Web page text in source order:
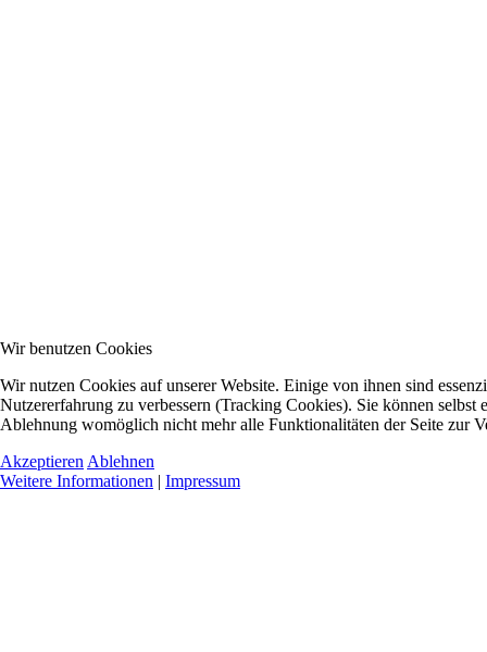
Wir benutzen Cookies
Wir nutzen Cookies auf unserer Website. Einige von ihnen sind
Nutzererfahrung zu verbessern (Tracking Cookies). Sie können selbst
Ablehnung womöglich nicht mehr alle Funktionalitäten der Seite zur
Akzeptieren Ablehnen
Weitere Informationen | Impressum